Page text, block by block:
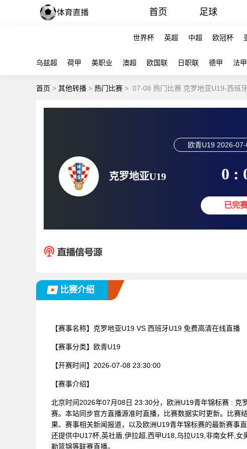
首页 足球
世界杯 英超 中超 欧冠杯
乌兹超 荷甲 美职业 澳超 欧国联 日职联 德甲 法甲
首页 > 其他转播 > 热门比赛 > 07-08 热门比赛 克罗地亚U19-西班
克罗地亚U19
欧青U19 2026-
0 :
已完
比赛介绍
【赛事名称】 克罗地亚U19 VS 西班牙U19 免费高清在线直播
【赛事分类】 欧青U19
【开赛时间】 2026-07-08 23:30:00
【赛事介绍】
北京时间2026年07月08日 23:30分，欧洲U19青年锦标赛 : 克
赛。本站同步官方直播源准时直播，比赛数据实时更新。比赛
果、赛事相关新闻报道，以及欧洲U19青年锦标赛的最新赛事
还提供中U17杯,英社盾,伊拉超,西甲U18,乌拉U19,非南女杯,
勒篮锦等联赛直播。